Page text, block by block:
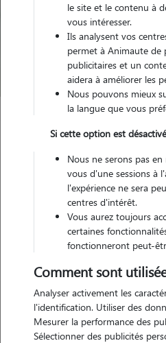
Pour quel
Trouver
Bologne
Nos promeneurs
à Bologne
le site et le contenu à
vous intéresser.
Ils analysent vos
permet à Animaute de
publicitaires et un
aidera à améliorer les
Nous pouvons mieux
la langue que vous
Si cette option est
Nous ne serons pas
vous d'une sessions à
l'expérience ne sera
centres d'intérêt.
Vous aurez toujours
certaines
fonctionneront peut-
Comment sont
Analyser activement les
l'identification. Utiliser des
Mesurer la performance des
Sélectionner des publicités